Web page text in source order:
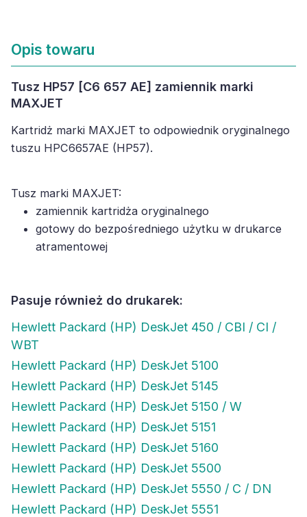
Opis towaru
Tusz HP57 [C6 657 AE] zamiennik marki
MAXJET
Kartridż marki MAXJET to odpowiednik oryginalnego
tuszu HPC6657AE (HP57).
Tusz marki MAXJET:
zamiennik kartridża oryginalnego
gotowy do bezpośredniego użytku w drukarce
atramentowej
Pasuje również do drukarek:
Hewlett Packard (HP) DeskJet 450 / CBI / CI /
WBT
Hewlett Packard (HP) DeskJet 5100
Hewlett Packard (HP) DeskJet 5145
Hewlett Packard (HP) DeskJet 5150 / W
Hewlett Packard (HP) DeskJet 5151
Hewlett Packard (HP) DeskJet 5160
Hewlett Packard (HP) DeskJet 5500
Hewlett Packard (HP) DeskJet 5550 / C / DN
Hewlett Packard (HP) DeskJet 5551